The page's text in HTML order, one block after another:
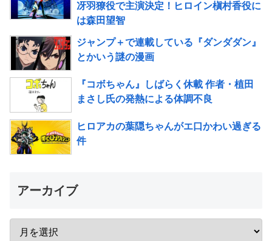
冴羽獠役で主演決定！ヒロイン槇村香役に
は森田望智
ジャンプ＋で連載している『ダンダダン』
とかいう謎の漫画
『コボちゃん』しばらく休載 作者・植田
まさし氏の発熱による体調不良
ヒロアカの葉隠ちゃんがエ口かわい過ぎる
件
アーカイブ